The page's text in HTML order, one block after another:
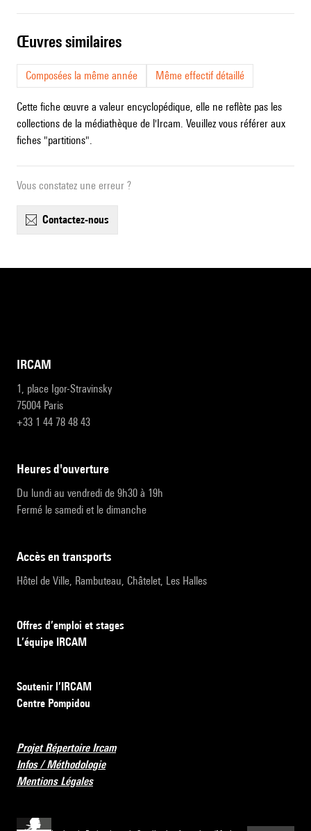
œuvres similaires
Composées la même année Même effectif détaillé
Cette fiche œuvre a valeur encyclopédique, elle ne reflète pas les
collections de la médiathèque de l'Ircam. Veuillez vous référer aux
fiches "partitions".
Vous constatez une erreur ?
contactez-nous
IRCAM
1, place Igor-Stravinsky
75004 Paris
+33 1 44 78 48 43
heures d'ouverture
Du lundi au vendredi de 9h30 à 19h
Fermé le samedi et le dimanche
accès en transports
Hôtel de Ville, Rambuteau, Châtelet, Les Halles
Offres d’emploi et stages
L’équipe IRCAM
Soutenir l’IRCAM
Centre Pompidou
Projet Répertoire Ircam
Infos / Méthodologie
Mentions Légales